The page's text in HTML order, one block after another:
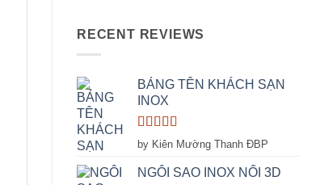
RECENT REVIEWS
BẢNG TÊN KHÁCH SẠN
INOX
Rated5 out
of 5
by Kiên Mường Thanh ĐBP
NGÔI SAO INOX NỔI 3D